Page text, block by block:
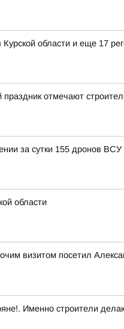
области и еще 17
отмечают
за сутки 155 дронов ВСУ
области
визитом посетил
Именно строители